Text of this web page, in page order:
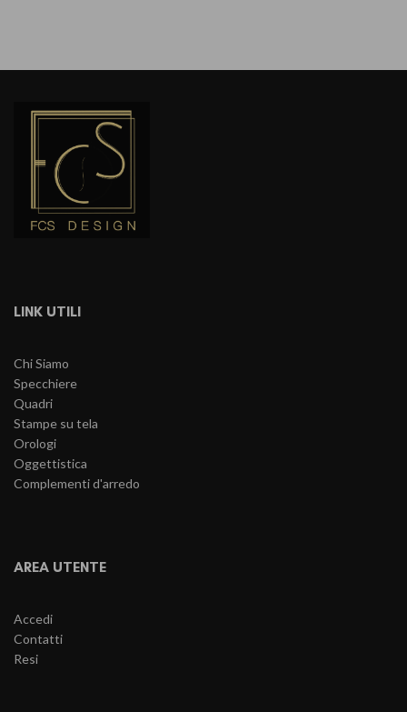
LINK UTILI
Chi Siamo
Specchiere
Quadri
Stampe su tela
Orologi
Oggettistica
Complementi d'arredo
AREA UTENTE
Accedi
Contatti
Resi